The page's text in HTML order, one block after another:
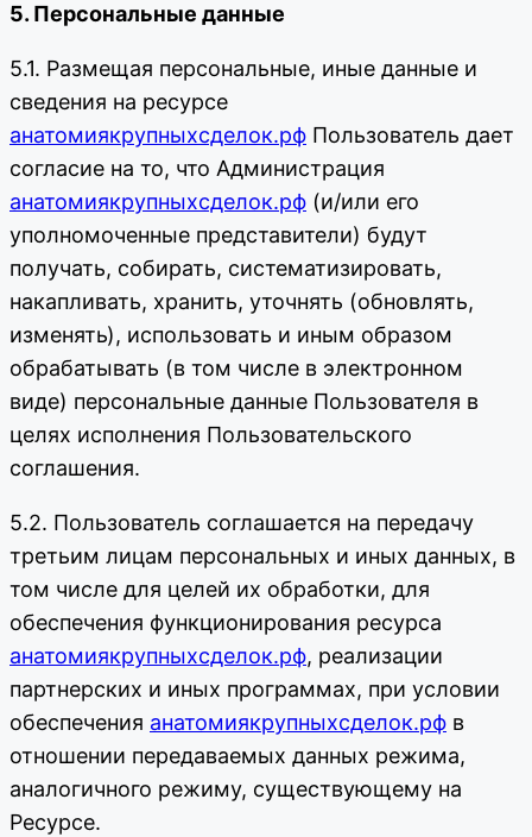
5. Персональные данные
5.1. Размещая персональные, иные данные и
сведения на ресурсе
анатомиякрупныхсделок.рф Пользователь дает
согласие на то, что Администрация
анатомиякрупныхсделок.рф (и/или его
уполномоченные представители) будут
получать, собирать, систематизировать,
накапливать, хранить, уточнять (обновлять,
изменять), использовать и иным образом
обрабатывать (в том числе в электронном
виде) персональные данные Пользователя в
целях исполнения Пользовательского
соглашения.
5.2. Пользователь соглашается на передачу
третьим лицам персональных и иных данных, в
том числе для целей их обработки, для
обеспечения функционирования ресурса
анатомиякрупныхсделок.рф, реализации
партнерских и иных программах, при условии
обеспечения анатомиякрупныхсделок.рф в
отношении передаваемых данных режима,
аналогичного режиму, существующему на
Ресурсе.